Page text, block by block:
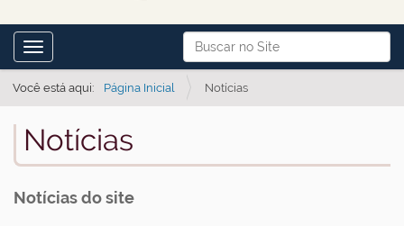
Busca
Busca Avançada…
Toggle navigation
Você está aqui: Página Inicial Notícias
Notícias
Notícias do site